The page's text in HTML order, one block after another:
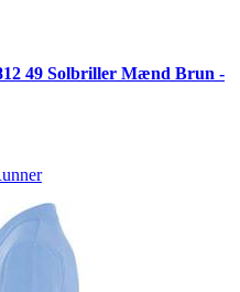
49 Solbriller Mænd Brun -